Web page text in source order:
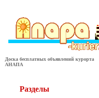
Доска бесплатных объявлений курорта
АНАПА
Разделы